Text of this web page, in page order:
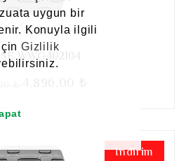
uygun bir
Konuyla ilgili
Gizlilik
WESSE
WWG402104
İndirim